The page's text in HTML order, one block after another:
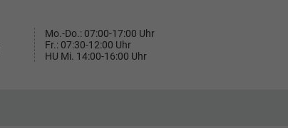
Mo.-Do.: 07:00-17:00 Uhr
Fr.: 07:30-12:00 Uhr
HU Mi. 14:00-16:00 Uhr